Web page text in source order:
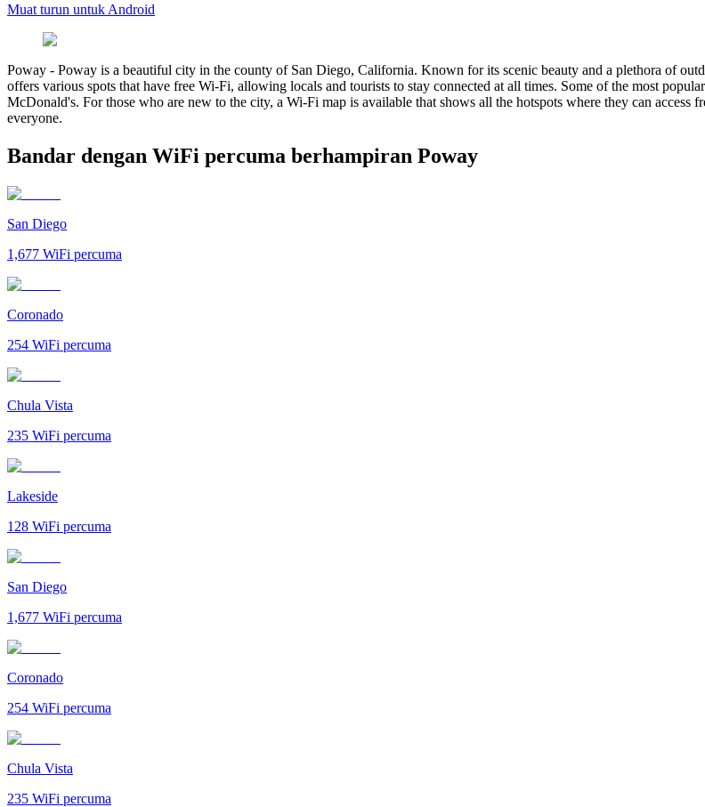
Muat turun untuk Android
Poway - Poway is a beautiful city in the county of San Diego, California. Known for its scenic beauty and a plethora of
offers various spots that have free Wi-Fi, allowing locals and tourists to stay connected at all times. Some of the most
McDonald's. For those who are new to the city, a Wi-Fi map is available that shows all the hotspots where they can
everyone.
Bandar dengan WiFi percuma berhampiran Poway
San Diego
1,677 WiFi percuma
Coronado
254 WiFi percuma
Chula Vista
235 WiFi percuma
Lakeside
128 WiFi percuma
San Diego
1,677 WiFi percuma
Coronado
254 WiFi percuma
Chula Vista
235 WiFi percuma